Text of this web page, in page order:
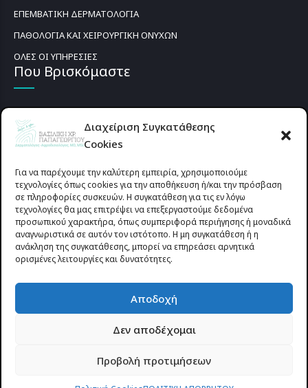
Διαχείριση Συγκατάθεσης
Cookies
Για να παρέχουμε την καλύτερη εμπειρία, χρησιμοποιούμε
τεχνολογίες όπως cookies για την αποθήκευση ή/και την πρόσβαση
σε πληροφορίες συσκευών. Η συγκατάθεση για τις εν λόγω
τεχνολογίες θα μας επιτρέψει να επεξεργαστούμε δεδομένα
προσωπικού χαρακτήρα, όπως συμπεριφορά περιήγησης ή μοναδικά
αναγνωριστικά σε αυτόν τον ιστότοπο. Η μη συγκατάθεση ή η
ανάκληση της συγκατάθεσης, μπορεί να επηρεάσει αρνητικά
ορισμένες λειτουργίες και δυνατότητες.
Αποδοχή
Δεν αποδέχομαι
Προβολή προτιμήσεων
ΕΠΕΜΒΑΤΙΚΗ ΔΕΡΜΑΤΟΛΟΓΙΑ
ΠΑΘΟΛΟΓΙΑ ΚΑΙ ΧΕΙΡΟΥΡΓΙΚΗ ΟΝΥΧΩΝ
ΟΛΕΣ ΟΙ ΥΠΗΡΕΣΙΕΣ
Που Βρισκόμαστε
Προυσιωτίσσης 27 & Δ.Σταϊκου , Αγρίνιο 30133 (έναντι γηπέδου
Site-Forge.com